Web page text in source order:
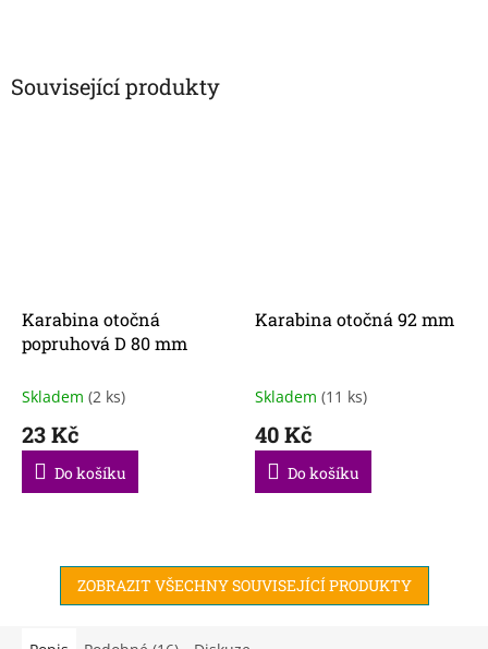
Související produkty
Karabina otočná
popruhová D 80 mm
Skladem (2 ks)
23 Kč
Do košíku
Karabina otočná 92 mm
Skladem (11 ks)
40 Kč
Do košíku
ZOBRAZIT VŠECHNY SOUVISEJÍCÍ PRODUKTY